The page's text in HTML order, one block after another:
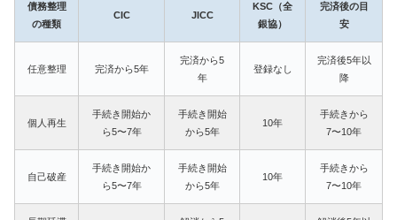
債務整理
の種類
CIC JICC
KSC（全
銀協）
完済後の目
安
任意整理 完済から5年
完済から5
年
登録なし
完済後5年以
降
個人再生
手続き開始か
ら5〜7年
手続き開始
から5年
10年
手続きから
7〜10年
自己破産
手続き開始か
ら5〜7年
手続き開始
から5年
10年
手続きから
7〜10年